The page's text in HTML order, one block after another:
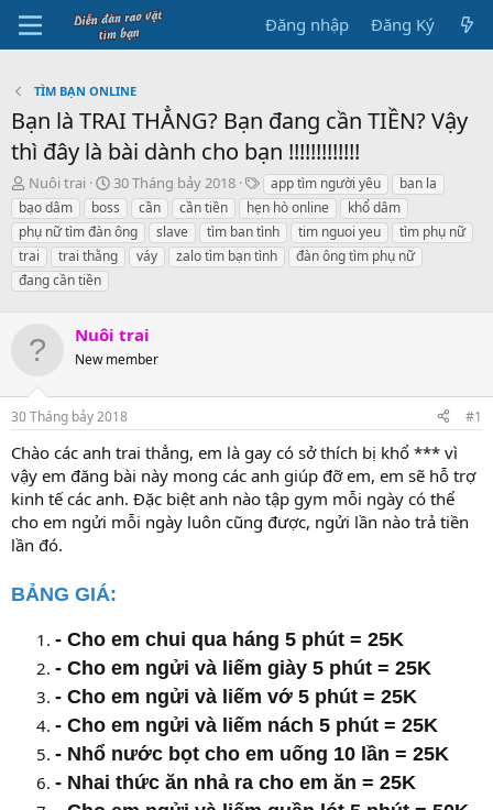
Đăng nhập Đăng Ký
TÌM BẠN ONLINE
Bạn là TRAI THẲNG? Bạn đang cần TIỀN? Vậy
thì đây là bài dành cho bạn !!!!!!!!!!!!!
B
ắ
t
đ
ầ
u
Nuôi trai
N
g
à
y
b
ầ
u
30 Tháng bảy 2018
T
h
ẻ
app tìm người yêu
ban la
bạo dâm
boss cần cần tiền hẹn hò online
khổ dâm
phụ nữ tìm đàn ông
slave tìm ban tình tim nguoi yeu
tìm phụ nữ
trai
trai thằng váy zalo tìm bạn tình
đàn ông tìm phụ nữ
đang cần tiền
Nuôi trai
New member
30 Tháng bảy 2018 #1
Chào các anh trai thẳng, em là gay có sở thích bị khổ *** vì
vậy em đăng bài này mong các anh giúp đỡ em, em sẽ hỗ trợ
kinh tế các anh. Đặc biệt anh nào tập gym mỗi ngày có thể
cho em ngửi mỗi ngày luôn cũng được, ngửi lần nào trả tiền
lần đó.
BẢNG GIÁ:
- Cho em chui qua háng 5 phút = 25K
- Cho em ngửi và liếm giày 5 phút = 25K
- Cho em ngửi và liếm vớ 5 phút = 25K
- Cho em ngửi và liếm nách 5 phút = 25K
- Nhổ nước bọt cho em uống 10 lần = 25K
- Nhai thức ăn nhả ra cho em ăn = 25K